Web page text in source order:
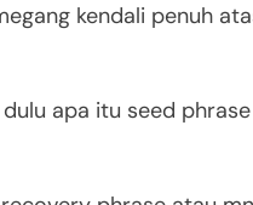
kendali penuh
apa itu seed